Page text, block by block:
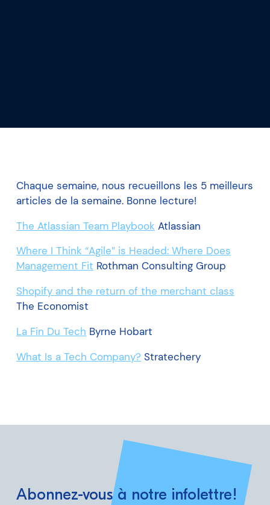
Chaque semaine, nous recueillons les 5 meilleurs
articles de la semaine. Bonne lecture!
The Atlassian Team Playbook Atlassian
Where I Think “Agile” is Headed: Where Does
Management Fit Rothman Consulting Group
Shopify and the return of the merchant class
The Economist
La Fin Du Tech Byrne Hobart
What Is a Tech Company? Stratechery
Abonnez-vous à notre infolettre!